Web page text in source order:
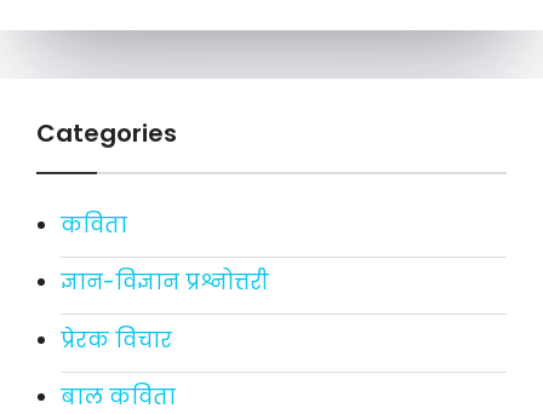
Categories
कविता
ज्ञान-विज्ञान प्रश्नोत्तरी
प्रेरक विचार
बाल कविता